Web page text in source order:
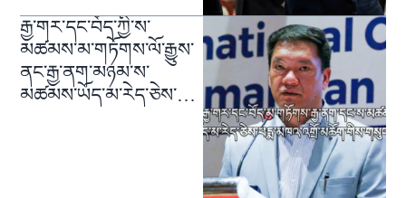
རྒྱ་གར་དང་བོད་ཀྱི་ས་
མཚམས་མ་གཏོགས་ལོ་རྒྱུས་
ནང་རྒྱ་ནག་མཉམ་ས་
མཚམས་ཡོད་མ་རེད་ཅེས་